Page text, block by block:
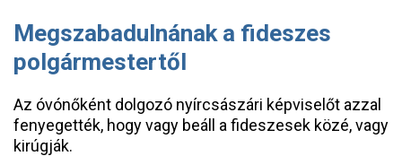
Megszabadulnának a fideszes
polgármestertől
Az óvónőként dolgozó nyírcsászári képviselőt azzal
fenyegették, hogy vagy beáll a fideszesek közé, vagy
kirúgják.